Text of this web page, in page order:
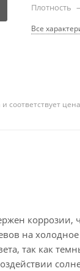
Плотность
Все
соответствует
коррозии,
на холодное
так как